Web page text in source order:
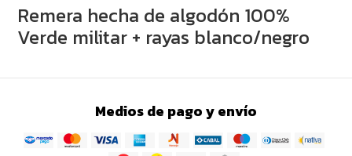
Remera hecha de algodón 100%
Verde militar + rayas blanco/negro
Medios de pago y envío